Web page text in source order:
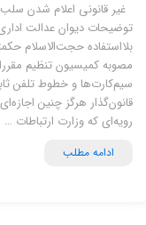
غیر قانونی اعلام شدن
توضیحات دیوان عدالت
بلااستفاده حجت‌الاسلام
مصوبه کمیسیون تنظیم
سیم‌کارت‌ها و خطوط تلفن
قانون‌گذار هرگز چنین
رویه‌ای که وزارت ارتباطات …
ادامه مطلب